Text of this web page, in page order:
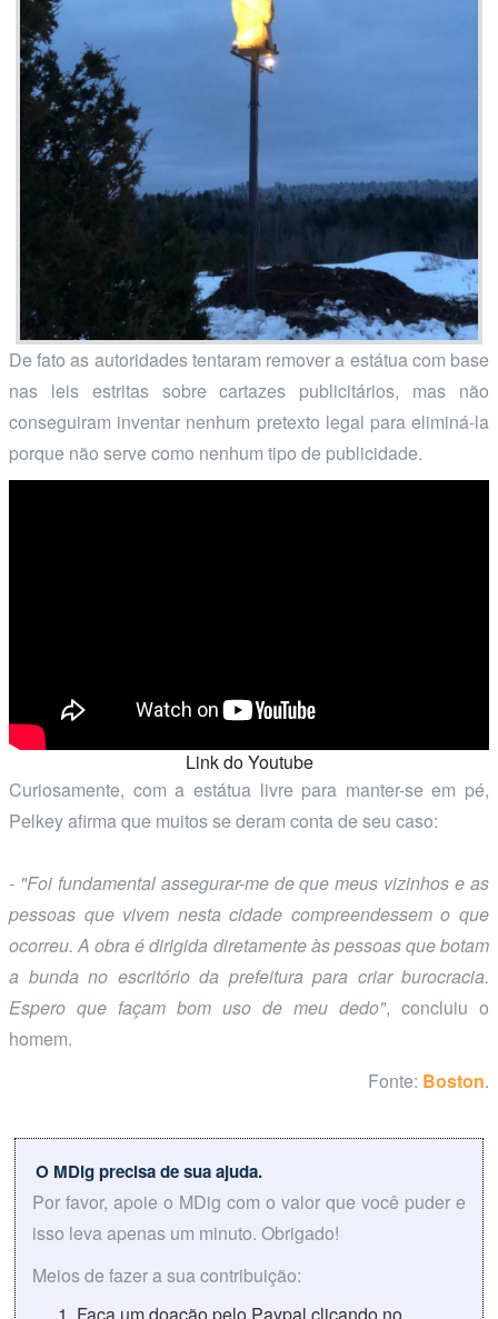
De fato as autoridades tentaram remover a estátua com base
nas leis estritas sobre cartazes publicitários, mas não
conseguiram inventar nenhum pretexto legal para eliminá-la
porque não serve como nenhum tipo de publicidade.
Link do Youtube
Curiosamente, com a estátua livre para manter-se em pé,
Pelkey afirma que muitos se deram conta de seu caso:
- "Foi fundamental assegurar-me de que meus vizinhos e as
pessoas que vivem nesta cidade compreendessem o que
ocorreu. A obra é dirigida diretamente às pessoas que botam
a bunda no escritório da prefeitura para criar burocracia.
Espero que façam bom uso de meu dedo", concluiu o
homem.
Fonte: Boston.
O MDig precisa de sua ajuda.
Por favor, apoie o MDig com o valor que você puder e
isso leva apenas um minuto. Obrigado!
Meios de fazer a sua contribuição: